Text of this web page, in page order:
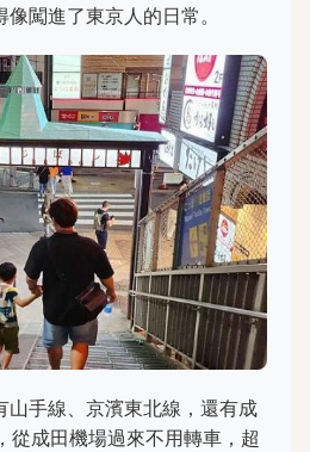
闖進了東京人的日常。
山手線、京濱東北線，還有成
從成田機場過來不用轉車，超